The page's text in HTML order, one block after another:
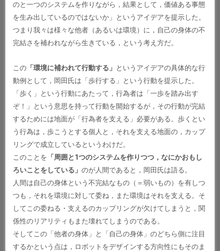
のと一つのシステムを作りながら，結果として，価値ある事態
を生み出しているのではないか」というアイデアを提示した。
つまり我々は様々な他者（あるいは環境）に，自己の身体の不
完結さを補われながら生きている，という考え方だ。
この 「環境に補われて行動する」 というアイデアの具体的な行
動例として，岡田氏は「歩行する」という行動を提示した。
「歩く」という行動にあたって，行為者は「一歩を踏み出す
ぞ！」という意思を持って行動を開始するが，その行動が完結
するためには地面が「行為者を支える」必要がある。歩くとい
う行為は，歩こうとする個人と，それを支える地面の，カップ
リングで成立しているというわけだ。
このことを 「周囲と1つのシステムを作りつつ，なにかおもし
ろいことをしている」のが人間であると，岡田氏は語る。
人間は自己の身体という不完結なもの（＝弱いもの）を有しつ
つも，それを環境に対して委ね，また環境はそれを支える。そ
してこの委ねる・支えるのカップリングが欠けてしまうと，関
係性のリアリティもまた壊れてしまうのである。
そしてこの「他者の身体」と「自己の身体」のどちら側に注目
するかという点は，ロボットをデザインする方向性にもそのま